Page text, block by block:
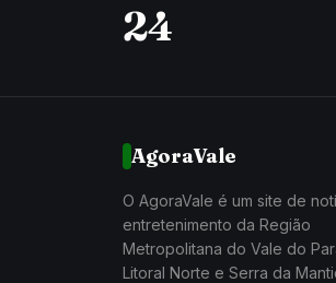
24
AgoraVale
O AgoraVale é um site de
entretenimento da Região
Metropolitana do Vale do
Litoral Norte e Serra da